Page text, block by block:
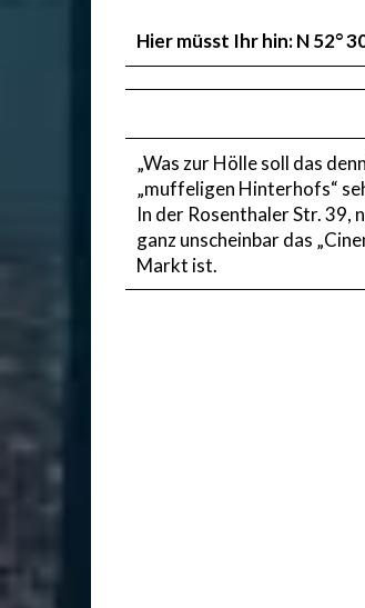
Hier müsst Ihr hin: N 52°
„Was zur Hölle soll das
„muffeligen Hinterhofs“
In der Rosenthaler Str.
ganz unscheinbar das
Markt ist.